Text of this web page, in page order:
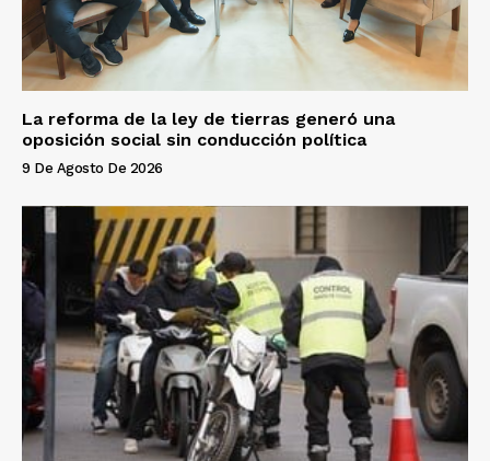
La reforma de la ley de tierras generó una
oposición social sin conducción política
9 De Agosto De 2026